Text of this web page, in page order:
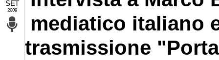
SET
2009
mediatico italiano
trasmissione